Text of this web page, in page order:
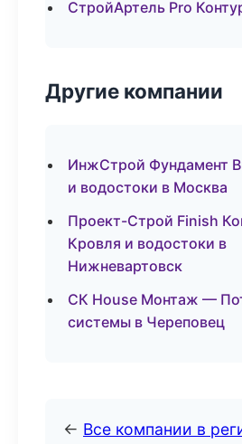
СтройАртель Pro
Другие компании
ИнжСтрой Фундамент
и водостоки в Москва
Проект-Строй Finish
Кровля и водостоки в
Нижневартовск
СК House Монтаж —
системы в Череповец
← Все компании в